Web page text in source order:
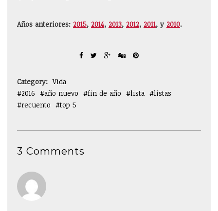
Años anteriores: 2015, 2014, 2013, 2012, 2011, y 2010.
Category: Vida
2016
año nuevo fin de año lista
listas
recuento
top 5
3 Comments